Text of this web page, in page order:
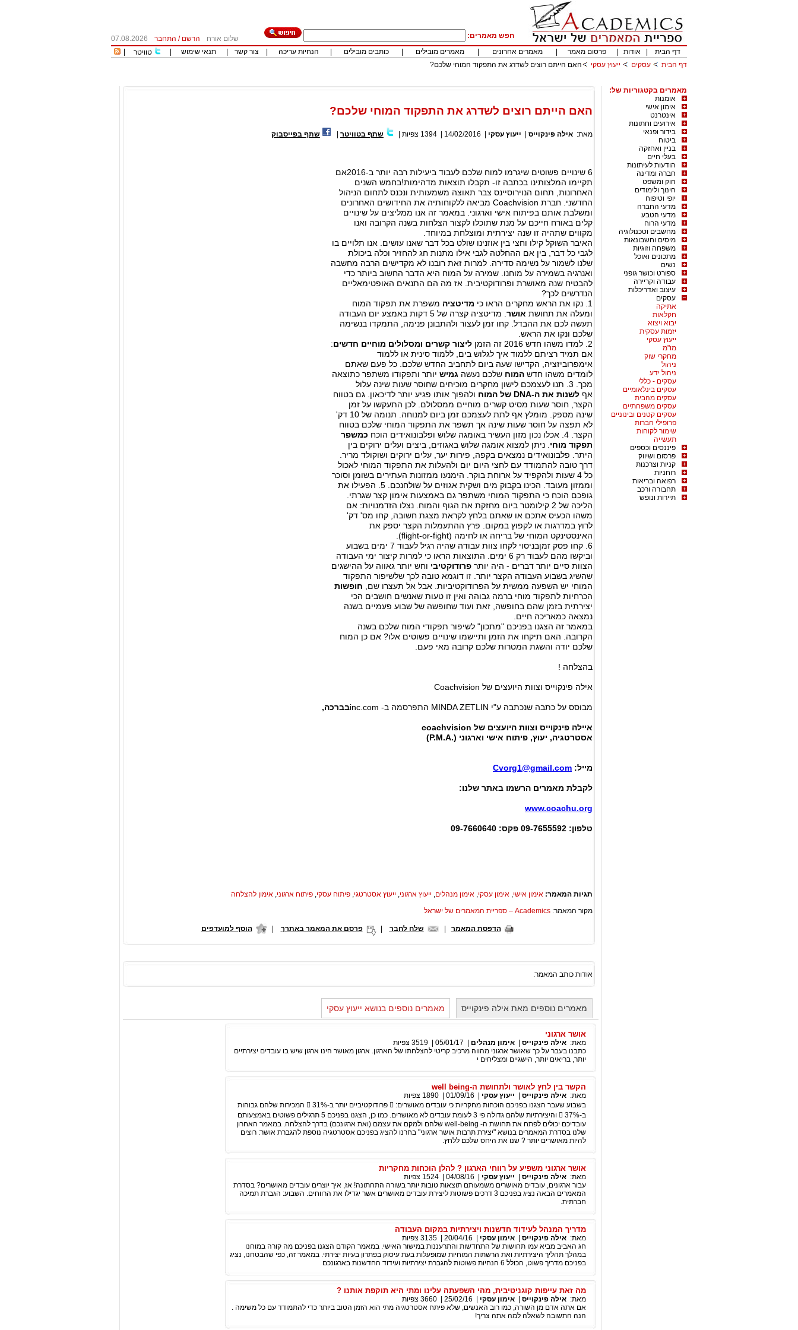
חפש מאמרים: שלום אורח הרשם / התחבר
07.08.2026
דף הבית
אודות פרסום מאמר מאמרים אחרונים מאמרים מובילים כותבים מובילים הנחיות עריכה צור קשר תנאי שימוש טוויטר
דף הבית
עסקים ייעוץ עסקי האם הייתם רוצים לשדרג את התפקוד המוחי שלכם?
מאמרים בקטגוריות של:
אומנות
אימון אישי
אינטרנט
אירועים וחתונות
בידור ופנאי
ביטוח
בניין ואחזקה
בעלי חיים
הודעות לעיתונות
חברה ומדינה
חוק ומשפט
חינוך ולימודים
יופי וטיפוח
מדעי החברה
מדעי הטבע
מדעי הרוח
מחשבים וטכנולוגיה
מיסים וחשבונאות
משפחה וזוגיות
מתכונים ואוכל
נשים
ספורט וכושר גופני
עבודה וקריירה
עיצוב ואדריכלות
עסקים
אתיקה
חקלאות
יבוא ויצוא
יזמות עסקית
ייעוץ עסקי
מו"מ
מחקרי שוק
ניהול
ניהול ידע
עסקים - כללי
עסקים בינלאומיים
עסקים מהבית
עסקים משפחתיים
עסקים קטנים ובינוניים
פרופילי חברות
שימור לקוחות
תעשייה
פיננסים וכספים
פרסום ושיווק
קניות וצרכנות
רוחניות
רפואה ובריאות
תחבורה ורכב
תיירות ונופש
האם הייתם רוצים לשדרג את התפקוד המוחי שלכם?
מאת: אילה פינקוייס ייעוץ עסקי 14/02/2016
1394 צפיות שתף בטוויטר שתף בפייסבוק
6 שינויים פשוטים שיגרמו למוח שלכם לעבוד ביעילות רבה יותר ב-2016אם
תקיימו המלצותינו בכתבה זו- תקבלו תוצאות מדהימות!בחמש השנים
האחרונות, תחום הנוירוסיינס צבר תאוצה משמעותית ונכנס לתחום הניהול
החדשני. חברת Coachvision מביאה ללקוחותיה את החידושים האחרונים
ומשלבת אותם בפיתוח אישי וארגוני. במאמר זה אנו ממליצים על שינויים
קלים באורח חייכם על מנת שתוכלו לקצור הצלחות בשנה הקרובה ואנו
מקווים שתהיה זו שנה יצירתית ומוצלחת במיוחד.
האיבר השוקל קילו וחצי בין אוזנינו שולט בכל דבר שאנו עושים. אנו תלויים בו
לגבי כל דבר, בין אם ההחלטה לגבי אילו מתנות חג להחזיר וכלה ביכולת
שלנו לשמור על נשימה סדירה. למרות זאת רובנו לא מקדישים הרבה מחשבה
ואנרגיה בשמירה על מוחנו. שמירה על המוח היא הדבר החשוב ביותר כדי
להבטיח שנה מאושרת ופרודוקטיבית. אז מה הם התנאים האופטימאליים
הנדרשים לכך?
1. נקו את הראש מחקרים הראו כי
מדיטציה משפרת את תפקוד המוח
ומעלה את תחושת אושר
. מדיטציה קצרה של 5 דקות באמצע יום העבודה
תעשה לכם את ההבדל. קחו זמן לעצור ולהתבונן פנימה, התמקדו בנשימה
שלכם ונקו את הראש.
2. למדו משהו חדש 2016 זה הזמן
ליצור קשרים ומסלולים מוחיים חדשים:
אם תמיד רציתם ללמוד איך לגלוש בים, ללמוד סינית או ללמוד
אימפרוביזציה, הקדישו שעה ביום לתחביב החדש שלכם. כל פעם שאתם
לומדים משהו חדש המוח שלכם נעשה גמיש יותר ותפקודו משתפר כתוצאה
מכך. 3. תנו לעצמכם לישון מחקרים מוכיחים שחוסר שעות שינה עלול
אף לשנות את ה-DNA של המוח
ולהפוך אותו פגיע יותר לדיכאון. גם בטווח
הקצר, חוסר שעות מסיט קשרים מוחיים ממסלולם. לכן התעקשו על זמן
שינה מספק. מומלץ אף לתת לעצמכם זמן ביום למנוחה. תנומה של 10 דק'
לא תפצה על חוסר שעות שינה אך תשפר את התפקוד המוחי שלכם בטווח
הקצר. 4. אכלו נכון מזון העשיר באומגה שלוש ופלבונואידים הוכח
כמשפר
תפקוד מוחי . ניתן למצוא אומגה שלוש באגוזים, ביצים ועלים ירוקים בין
היתר. פלבונואידים נמצאים בקפה, פירות יער, עלים ירוקים ושוקולד מריר.
דרך טובה להתמודד עם לחצי היום יום ולהעלות את התפקוד המוחי לאכול
כל 4 שעות ולהקפיד על ארוחת בוקר. הימנעו ממזונות העתירים בשומן וסוכר
וממזון מעובד. הכינו בקבוק מים ושקית אגוזים על שולחנכם. 5. הפעילו את
גופכם הוכח כי התפקוד המוחי משתפר גם באמצעות אימון קצר שגרתי.
הליכה של 2 קילומטר ביום מחזקת את הגוף והמוח. נצלו הזדמנויות: אם
משהו הכעיס אתכם או שאתם בלחץ לקראת מצגת חשובה, קחו מס' דק'
לרוץ במדרגות או לקפוץ במקום. פרץ ההתעמלות הקצר יספק את
האינסטינקט המוחי של בריחה או לחימה (flight-or-fight).
6. קחו פסק זמןבניסוי לקחו צוות עבודה שהיה רגיל לעבוד 7 ימים בשבוע
וביקשו מהם לעבוד רק 6 ימים. התוצאות הראו כי למרות קיצור ימי העבודה
הצוות סיים יותר דברים - היה יותר פרודוקטיבי וחש יותר גאווה על ההישגים
שהשיג בשבוע העבודה הקצר יותר. זו דוגמא טובה לכך שלשיפור התפקוד
המוחי יש השפעה ממשית על הפרודוקטיביות. אבל אל תעצרו שם, חופשות
הכרחיות לתפקוד מוחי ברמה גבוהה ואין זו טעות שאנשים חושבים הכי
יצירתית בזמן שהם בחופשה, זאת ועוד שחופשה של שבוע פעמיים בשנה
נמצאה כמאריכה חיים.
במאמר זה הצגנו בפניכם "מתכון" לשיפור תפקודי המוח שלכם בשנה
הקרובה. האם תיקחו את הזמן ותיישמו שינויים פשוטים אלו? אם כן המוח
שלכם יודה והשגת המטרות שלכם קרובה מאי פעם.
בהצלחה !
אילה פינקוייס וצוות היועצים של Coachvision
מבוסס על כתבה שנכתבה ע"י MINDA ZETLIN התפרסמה ב- inc.com בברכה,
איילה פינקוייס וצוות היועצים של coachvision
אסטרטגיה, יעוץ, פיתוח אישי וארגוני (.
P.M.A
)
מייל: Cvorg1@gmail.com
לקבלת מאמרים הרשמו באתר שלנו:
www.coachu.org
טלפון: 09-7655592 פקס: 09-7660640
תגיות המאמר: אימון אישי, אימון עסקי, אימון מנהלים, ייעוץ ארגוני, ייעוץ אסטרטגי, פיתוח עסקי, פיתוח ארגוני, אימון להצלחה
מקור המאמר: Academics – ספריית המאמרים של ישראל
הדפסת המאמר שלח לחבר פרסם את המאמר באתרך | הוסף למועדפים
אודות כותב המאמר:
מאמרים נוספים מאת אילה פינקוייס מאמרים נוספים בנושא ייעוץ עסקי
אושר ארגוני
מאת: אילה פינקוייס אימון מנהלים 05/01/17
3519 צפיות
כתבנו בעבר על כך שאושר ארגוני מהווה מרכיב קריטי להצלחתו של הארגון. ארגון מאושר הינו ארגון שיש בו עובדים יצירתיים
יותר, בריאים יותר, הישגיים ומצליחים י
הקשר בין לחץ לאושר ולתחושת ה-well being
מאת: אילה פינקוייס ייעוץ עסקי 01/09/16
1890 צפיות
בשבוע שעבר הצגנו בפניכם הוכחות מחקריות כי עובדים מאושרים:  פרודוקטיביים יותר ב-31%  המכירות שלהם גבוהות
ב-37%  והיצירתיות שלהם גדולה פי 3 לעומת עובדים לא מאושרים. כמו כן, הצגנו בפניכם 5 תרגילים פשוטים באמצעותם
עובדיכם יכולים לפתח את תחושת ה- well-being שלהם ולמקם את עצמם (ואת ארגונכם) בדרך להצלחה. במאמר האחרון
שלנו בסדרת המאמרים בנושא "יצירת תרבות אושר ארגוני" בחרנו להציג בפניכם אסטרטגיה נוספת להגברת אושר: רוצים
להיות מאושרים יותר ? שנו את היחס שלכם ללחץ.
אושר ארגוני משפיע על רווחי הארגון ? להלן הוכחות מחקריות
מאת: אילה פינקוייס ייעוץ עסקי 04/08/16
1524 צפיות
עבור ארגונים, עובדים מאושרים משמעותם תוצאות טובות יותר בשורה התחתונה! אז, איך יוצרים עובדים מאושרים? בסדרת
המאמרים הבאה נציג בפניכם 3 דרכים פשוטות ליצירת עובדים מאושרים אשר יגדילו את הרווחים. השבוע: הגברת תמיכה
חברתית.
מדריך המנהל לעידוד חדשנות ויצירתיות במקום העבודה
מאת: אילה פינקוייס אימון עסקי 20/04/16
3135 צפיות
חג האביב מביא עמו תחושות של התחדשות והתרעננות במישור האישי. במאמר הקודם הצגנו בפניכם מה קורה במוחנו
במהלך תהליך היצירתיות ואת הרשתות המוחיות שמופעלות בעת עיסוק בפתרון בעיות יצירתי. במאמר זה, כפי שהבטחנו, נציג
בפניכם מדריך פשוט, הכולל 6 הנחיות פשוטות להגברת יצירתיות ועידוד החדשנות בארגונכם
מה זאת עייפות קוגניטיבית, מהי השפעתה עלינו ומתי היא תוקפת אותנו ?
מאת: אילה פינקוייס אימון עסקי 25/02/16
3660 צפיות
אם אתה אדם מן השורה, כמו רוב האנשים, שלא פיתח אסטרטגיה מתי הוא הזמן הטוב ביותר כדי להתמודד עם כל משימה .
הנה התשובה לשאלה למה אתה צריך!